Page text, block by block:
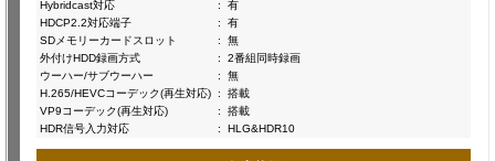
Hybridcast対応
:
有
HDCP2.2対応端子
:
有
SDメモリーカードスロット
:
無
外付けHDD録画方式
:
2番組同時録画
ウーハー/サブウーハー
:
無
H.265/HEVCコーデック(再生対応) :
搭載
VP9コーデック(再生対応)
:
搭載
HDR信号入力対応
: HLG&HDR10